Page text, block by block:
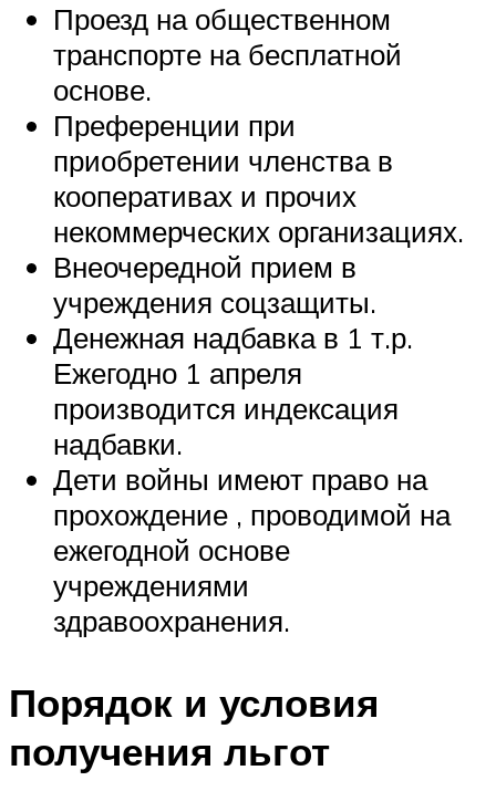
Проезд на общественном
транспорте на бесплатной
основе.
Преференции при
приобретении членства в
кооперативах и прочих
некоммерческих организациях.
Внеочередной прием в
учреждения соцзащиты.
Денежная надбавка в 1 т.р.
Ежегодно 1 апреля
производится индексация
надбавки.
Дети войны имеют право на
прохождение , проводимой на
ежегодной основе
учреждениями
здравоохранения.
Порядок и условия
получения льгот